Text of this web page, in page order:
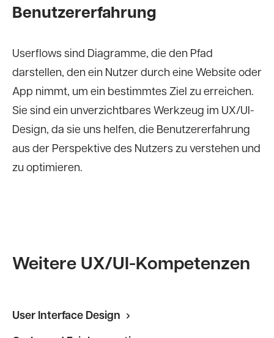
Benutzererfahrung
Userflows sind Diagramme, die den Pfad
darstellen, den ein Nutzer durch eine Website oder
App nimmt, um ein bestimmtes Ziel zu erreichen.
Sie sind ein unverzichtbares Werkzeug im UX/UI-
Design, da sie uns helfen, die Benutzererfahrung
aus der Perspektive des Nutzers zu verstehen und
zu optimieren.
Weitere UX/UI-Kompetenzen
User Interface Design